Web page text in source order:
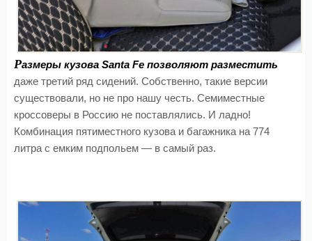
Размеры кузова Santa Fe позволяют разместить
даже третий ряд сидений. Собственно, такие версии
существовали, но не про нашу честь. Семиместные
кроссоверы в Россию не поставлялись. И ладно!
Комбинация пятиместного кузова и багажника на 774
литра с емким подпольем — в самый раз.